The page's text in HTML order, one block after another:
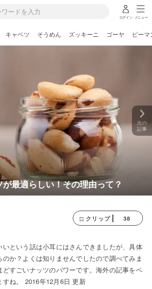
ログイン メニュー
キャベツ そうめん ズッキーニ ゴーヤ ピーマ
最適らしい！その理由って？
次の
記事
クリップ 38
という話は小耳にはさんできましたが、具体
か？よくは知りませんでしたので調べてみま
どすごいナッツのパワーです。海外の記事をベ
すね。 2016年12月6日 更新